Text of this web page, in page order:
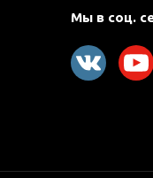
Мы в соц.